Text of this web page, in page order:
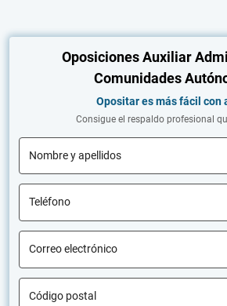
Oposiciones Auxiliar
Comunidades
Opositar es más fácil con
Consigue el respaldo profesional
Nombre y apellidos
Teléfono
Correo electrónico
Código postal